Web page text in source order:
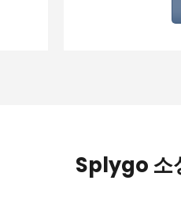
Splygo 소